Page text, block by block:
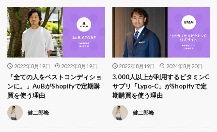
2022年8月19日 2022年8月19日
「全ての人をベストコンディショ
ンに。」AuBがShopifyで定期購
買を使う理由
健二郎峰
2022年8月19日 2024年8月20日
3,000人以上が利用するビタミンC
サプリ「Lypo-C」がShopifyで定
期購買を使う理由
健二郎峰